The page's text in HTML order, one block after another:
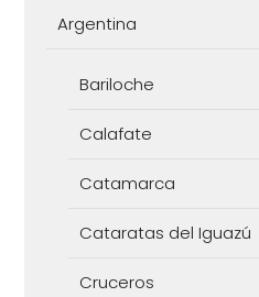
Argentina
Bariloche
Calafate
Catamarca
Cataratas del Iguazú
Cruceros